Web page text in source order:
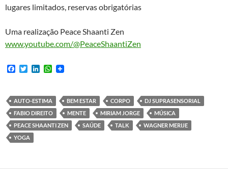
lugares limitados, reservas obrigatórias
Uma realização Peace Shaanti Zen
www.youtube.com/@PeaceShaantiZen
F
b
o
o
k
T
t
e
r
e
d
I
n
W
s
A
p
p
AUTO-ESTIMA BEM ESTAR CORPO
DJ SUPRASENSORIAL
FABIO DIREITO
MENTE MIRIAM JORGE
MÚSICA
PEACE SHAANTI ZEN
SAÚDE TALK
WAGNER MERIJE
YOGA